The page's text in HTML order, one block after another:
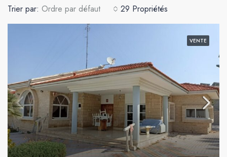
29 Propriétés
Trier par: Ordre par défaut
VENTE